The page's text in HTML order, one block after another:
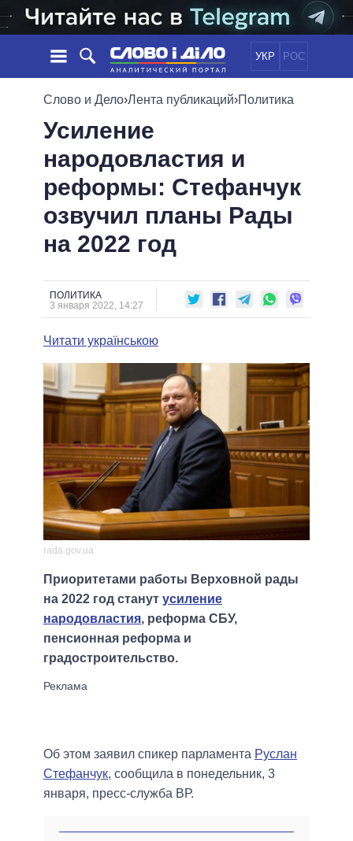
УКР РОС
НОВОСТИ
ЛЕНТА
СОБЫТИЯ
СТАТЬИ
МНЕНИЯ
ОБЗОРЫ
ДАЙДЖЕСТЫ
ЭКОНОМИКА
ОБЩЕСТВО
ОБЕЩАНИЯ
ПОЛИТИКИ
ВСЕ ПОЛИТИКИ
ПРЕЗИДЕНТ И ОФИС
ВЕРХОВНАЯ РАДА
ГЛАВЫ ОБЛАДМИНИСТРАЦИЙ
МЭРЫ
ВСЕ ПЕРСОНЫ
ИНФОГРАФИКА
ВИДЕО
СРАВНЕНИЕ ПОЛИТИКОВ
Слово и Дело›Лента публикаций›Политика
Усиление
народовластия и
реформы: Стефанчук
озвучил планы Рады
на 2022 год
ПОЛИТИКА
3 января 2022, 14:27
Читати українською
rada.gov.ua
Приоритетами работы Верховной рады
на 2022 год станут усиление
народовластия, реформа СБУ,
пенсионная реформа и
градостроительство.
Об этом заявил спикер парламента Руслан
Стефанчук, сообщила в понедельник, 3
января, пресс-служба ВР.